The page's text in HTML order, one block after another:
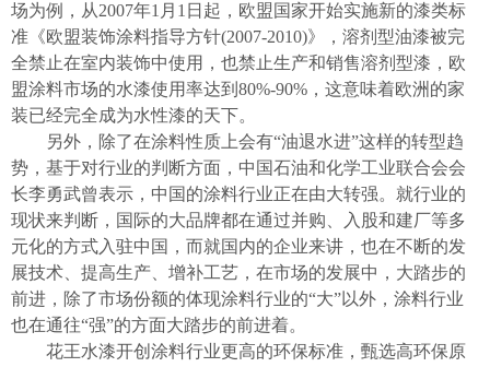
场为例，从2007年1月1日起，欧盟国家开始实施新的漆类标
准《欧盟装饰涂料指导方针(2007-2010)》，溶剂型油漆被完
全禁止在室内装饰中使用，也禁止生产和销售溶剂型漆，欧
盟涂料市场的水漆使用率达到80%-90%，这意味着欧洲的家
装已经完全成为水性漆的天下。
另外，除了在涂料性质上会有“油退水进”这样的转型趋
势，基于对行业的判断方面，中国石油和化学工业联合会会
长李勇武曾表示，中国的涂料行业正在由大转强。就行业的
现状来判断，国际的大品牌都在通过并购、入股和建厂等多
元化的方式入驻中国，而就国内的企业来讲，也在不断的发
展技术、提高生产、增补工艺，在市场的发展中，大踏步的
前进，除了市场份额的体现涂料行业的“大”以外，涂料行业
也在通往“强”的方面大踏步的前进着。
花王水漆开创涂料行业更高的环保标准，甄选高环保原